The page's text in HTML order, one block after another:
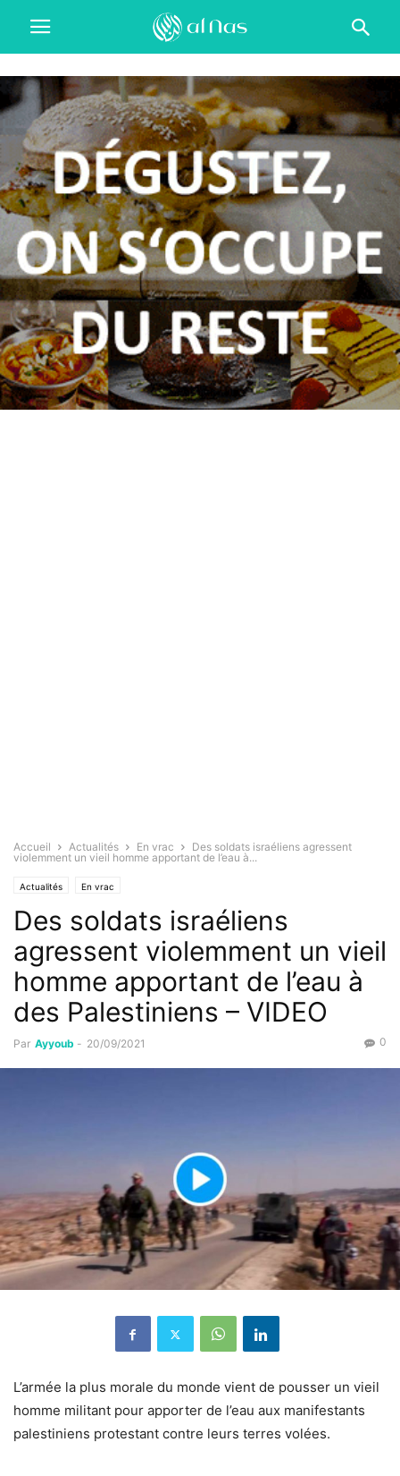
Accueil Actualités En vrac
Des soldats israéliens agressent
violemment un vieil homme apportant de l’eau à...
Actualités En vrac
Des soldats israéliens
agressent violemment un vieil
homme apportant de l’eau à
des Palestiniens – VIDEO
Par Ayyoub - 20/09/2021 0
L’armée la plus morale du monde vient de pousser un vieil
homme militant pour apporter de l’eau aux manifestants
palestiniens protestant contre leurs terres volées.